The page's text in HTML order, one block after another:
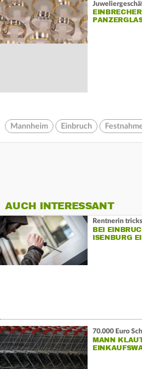
Mannheim Einbruch
AUCH INTERESSANT
Rentnerin
BEI
ISENBURG
70.000 Euro
MANN